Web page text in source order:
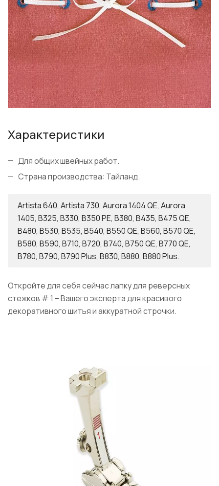
Характеристики
Для общих швейных работ.
Страна производства: Тайланд.
Artista 640, Artista 730, Aurora 1404 QE, Aurora
1405, B325, B330, B350 PE, B380, B435, B475 QE,
B480, B530, B535, B540, B550 QE, B560, B570 QE,
B580, B590, B710, B720, B740, B750 QE, B770 QE,
B780, B790, B790 Plus, B830, B880, B880 Plus.
Откройте для себя сейчас лапку для реверсных
стежков # 1 – Вашего эксперта для красивого
декоративного шитья и аккуратной строчки.